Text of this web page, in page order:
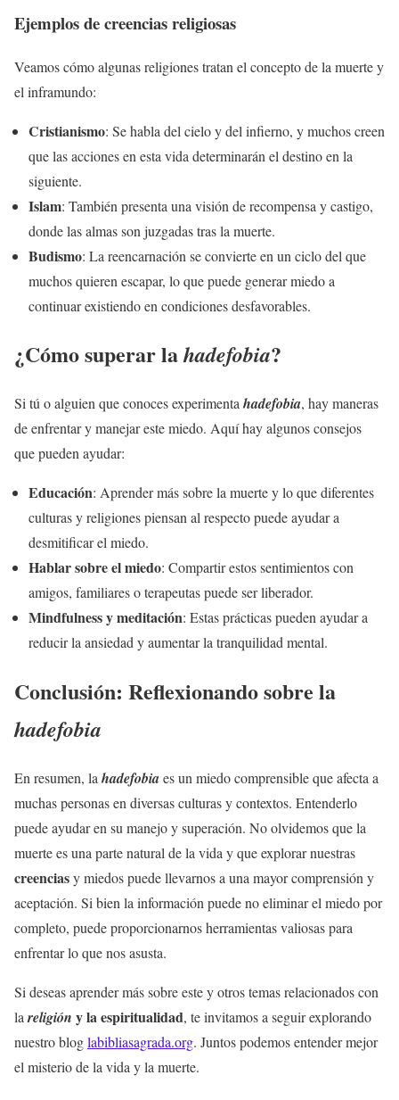
Ejemplos decreenciasreligiosas
Veamos cómo algunas religiones tratan el concepto de la muerte y
el inframundo:
Cristianismo: Se habla del cielo y del infierno, y muchos creen
que las acciones en esta vida determinarán el destino en la
siguiente.
Islam: También presenta una visión de recompensa y castigo,
donde las almas son juzgadas tras la muerte.
Budismo: La reencarnación se convierte en un ciclo del que
muchos quieren escapar, lo que puede generar miedo a
continuar existiendo en condiciones desfavorables.
¿Cómo superar lahadefobia?
Si tú o alguien que conoces experimentahadefobia, hay maneras
de enfrentar y manejar este miedo. Aquí hay algunos consejos
que pueden ayudar:
Educación: Aprender más sobre la muerte y lo que diferentes
culturas y religiones piensan al respecto puede ayudar a
desmitificar el miedo.
Hablar sobre el miedo: Compartir estos sentimientos con
amigos, familiares o terapeutas puede ser liberador.
Mindfulness y meditación: Estas prácticas pueden ayudar a
reducir la ansiedad y aumentar la tranquilidad mental.
Conclusión: Reflexionando sobre la
hadefobia
En resumen, la hadefobiaes un miedo comprensible que afecta a
muchas personas en diversas culturas y contextos. Entenderlo
puede ayudar en su manejo y superación. No olvidemos que la
muerte es una parte natural de la vida y que explorar nuestras
creenciasy miedos puede llevarnos a una mayor comprensión y
aceptación. Si bien la información puede no eliminar el miedo por
completo, puede proporcionarnos herramientas valiosas para
enfrentar lo que nos asusta.
Si deseas aprender más sobre este y otros temas relacionados con
la religión y laespiritualidad, te invitamos a seguir explorando
nuestro bloglabibliasagrada.org. Juntos podemos entender mejor
el misterio de la vida y la muerte.